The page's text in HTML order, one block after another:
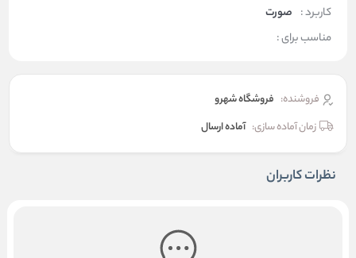
کاربرد : صورت
مناسب برای :
فروشنده: فروشگاه شهرو
زمان آماده سازی: آماده ارسال
نظرات کاربران